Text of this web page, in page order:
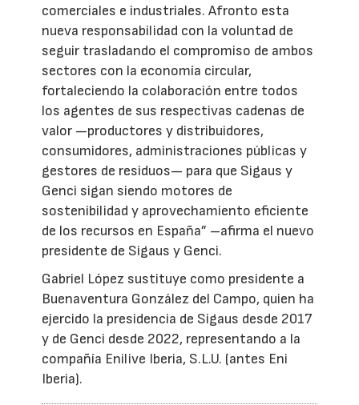
comerciales e industriales. Afronto esta
nueva responsabilidad con la voluntad de
seguir trasladando el compromiso de ambos
sectores con la economía circular,
fortaleciendo la colaboración entre todos
los agentes de sus respectivas cadenas de
valor —productores y distribuidores,
consumidores, administraciones públicas y
gestores de residuos— para que Sigaus y
Genci sigan siendo motores de
sostenibilidad y aprovechamiento eficiente
de los recursos en España” –afirma el nuevo
presidente de Sigaus y Genci.
Gabriel López sustituye como presidente a
Buenaventura González del Campo, quien ha
ejercido la presidencia de Sigaus desde 2017
y de Genci desde 2022, representando a la
compañía Enilive Iberia, S.L.U. (antes Eni
Iberia).